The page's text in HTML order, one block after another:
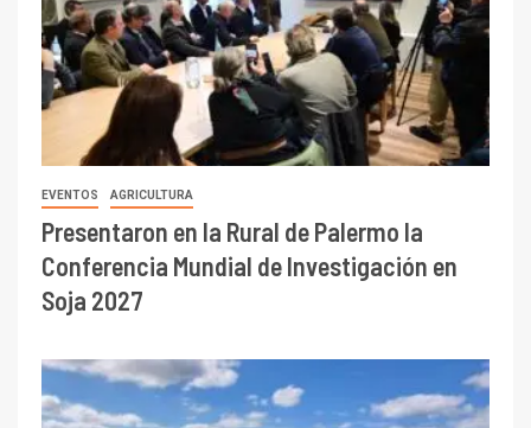
EVENTOS AGRICULTURA
Presentaron en la Rural de Palermo la
Conferencia Mundial de Investigación en
Soja 2027